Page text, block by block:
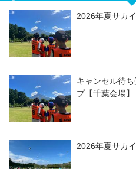
2026年夏サカ
キャンセル待
プ【千葉会場】
2026年夏サカ